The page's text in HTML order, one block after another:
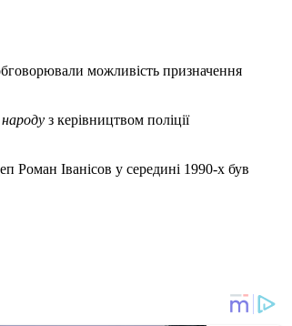
можливість призначення
з керівництвом поліції
Роман Іванісов у середині 1990-х був